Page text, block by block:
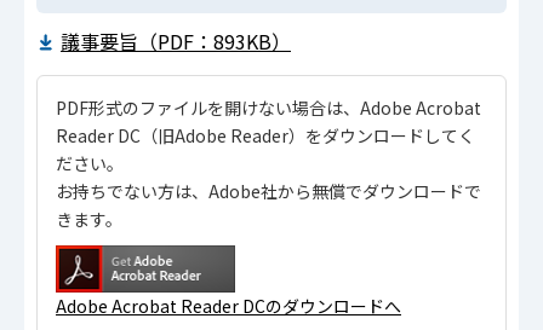
議事要旨（PDF：893KB）
PDF形式のファイルを開けない場合は、Adobe Acrobat
Reader DC（旧Adobe Reader）をダウンロードしてく
ださい。
お持ちでない方は、Adobe社から無償でダウンロードで
きます。
Adobe Acrobat Reader DCのダウンロードへ